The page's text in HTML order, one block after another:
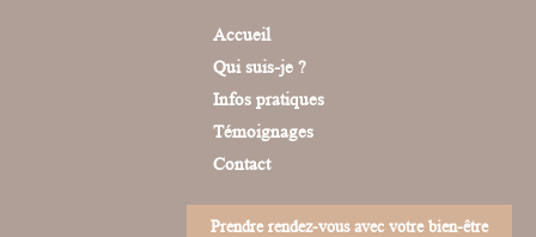
Accueil
Qui suis-je ?
Infos pratiques
Témoignages
Contact
Prendre rendez-vous avec votre bien-être